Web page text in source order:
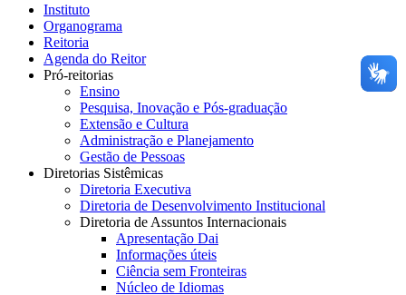
Instituto
Organograma
Reitoria
Agenda do Reitor
Pró-reitorias
Ensino
Pesquisa, Inovação e Pós-graduação
Extensão e Cultura
Administração e Planejamento
Gestão de Pessoas
Diretorias Sistêmicas
Diretoria Executiva
Diretoria de Desenvolvimento Institucional
Diretoria de Assuntos Internacionais
Apresentação Dai
Informações úteis
Ciência sem Fronteiras
Núcleo de Idiomas